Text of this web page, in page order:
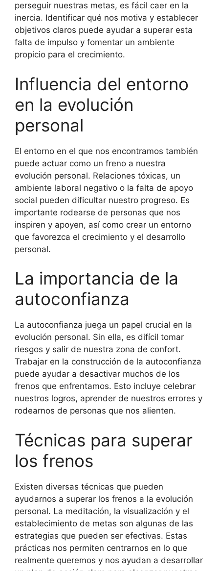
perseguir nuestras metas, es fácil caer en la
inercia. Identificar qué nos motiva y establecer
objetivos claros puede ayudar a superar esta
falta de impulso y fomentar un ambiente
propicio para el crecimiento.
Influencia del entorno
en la evolución
personal
El entorno en el que nos encontramos también
puede actuar como un freno a nuestra
evolución personal. Relaciones tóxicas, un
ambiente laboral negativo o la falta de apoyo
social pueden dificultar nuestro progreso. Es
importante rodearse de personas que nos
inspiren y apoyen, así como crear un entorno
que favorezca el crecimiento y el desarrollo
personal.
La importancia de la
autoconfianza
La autoconfianza juega un papel crucial en la
evolución personal. Sin ella, es difícil tomar
riesgos y salir de nuestra zona de confort.
Trabajar en la construcción de la autoconfianza
puede ayudar a desactivar muchos de los
frenos que enfrentamos. Esto incluye celebrar
nuestros logros, aprender de nuestros errores y
rodearnos de personas que nos alienten.
Técnicas para superar
los frenos
Existen diversas técnicas que pueden
ayudarnos a superar los frenos a la evolución
personal. La meditación, la visualización y el
establecimiento de metas son algunas de las
estrategias que pueden ser efectivas. Estas
prácticas nos permiten centrarnos en lo que
realmente queremos y nos ayudan a desarrollar